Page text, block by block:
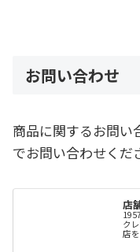
お問い合わせ
商品に関するお問い
でお問い合わせくだ
店
ク
店